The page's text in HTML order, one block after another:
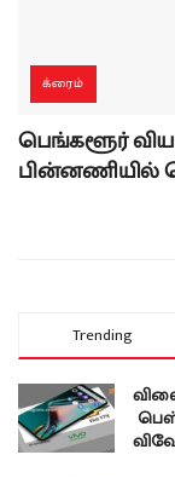
க்ரைம்
பெங்களூர்
பின்னணியில்
Trending